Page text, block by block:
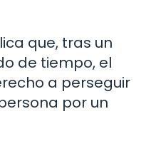
que, tras un
de tiempo, el
a perseguir
por un